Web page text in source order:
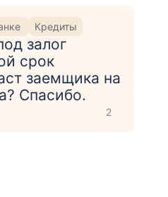
Кредиты
залог
срок
заемщика на
Спасибо.
2